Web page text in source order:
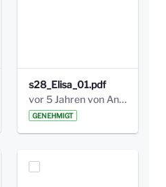
s28_Elisa_01.pdf
vor 5 Jahren von Anni Schlumberger
GENEHMIGT